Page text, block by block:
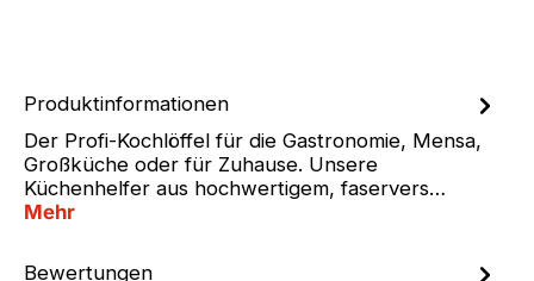
Produktinformationen
Der Profi-Kochlöffel für die Gastronomie, Mensa,
Großküche oder für Zuhause. Unsere
Küchenhelfer aus hochwertigem, faservers…
Mehr
Bewertungen